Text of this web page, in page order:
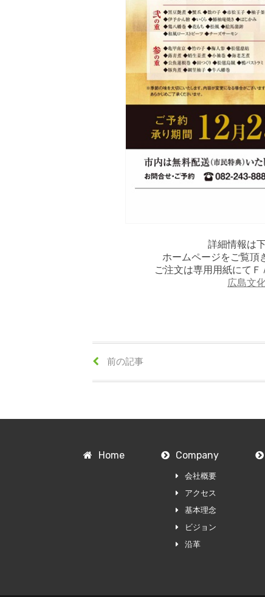
詳細情報は
ホームページをご覧頂
ご注文は専用用紙にてＦ
広島文
前の記事
Home Company
会社概要
アクセス
基本理念
ビジョン
沿革